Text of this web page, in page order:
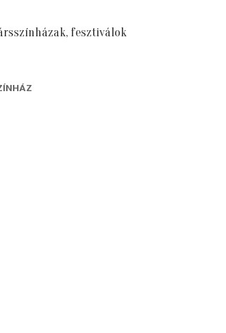
fesztiválok